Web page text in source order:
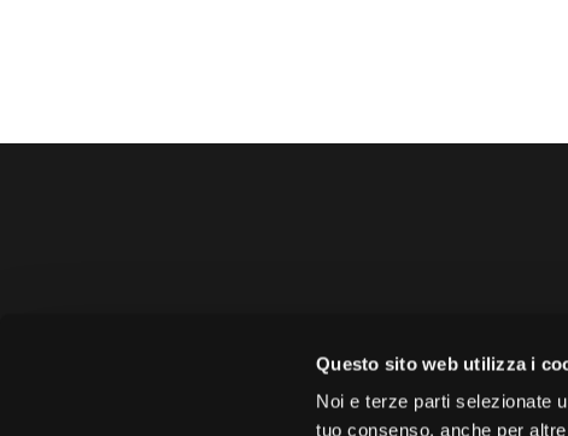
Questo sito web utilizza i
Noi e terze parti selezionate
tuo consenso, anche per